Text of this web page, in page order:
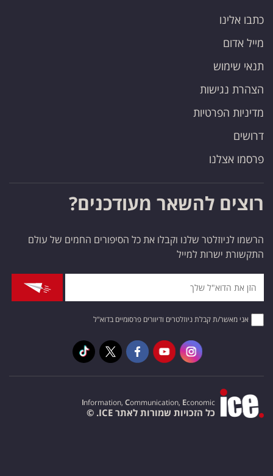
כתבו אלינו
מייל אדום
תנאי שימוש
הצהרת נגישות
מדיניות הפרטיות
דרושים
פרסמו אצלנו
רוצים להשאר מעודכנים?
הרשמו לניוזלטר שלנו וקבלו את כל הסיפורים החמים של עולם
התקשורת ישרות למייל
אני מאשר/ת קבלת ניוזלטרים ודיוורים פרסומיים בדוא"ל
Information, Communication, Economic
כל הזכויות שמורות לאתר ICE. ©